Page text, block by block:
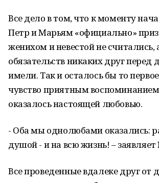
Все дело в том, что к моменту
Петр и Марьям «официально»
женихом и невестой не считались,
обязательств никаких друг перед
имели. Так и осталось бы то
чувство приятным
оказалось настоящей любовью.
- Оба мы однолюбами оказались:
душой - и на всю жизнь! –
Все проведенные вдалеке друг от